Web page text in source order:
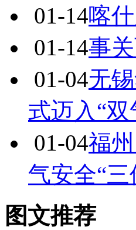
01-14喀
01-14事
01-04无
式迈入“
01-04福
气安全“三
图文推荐